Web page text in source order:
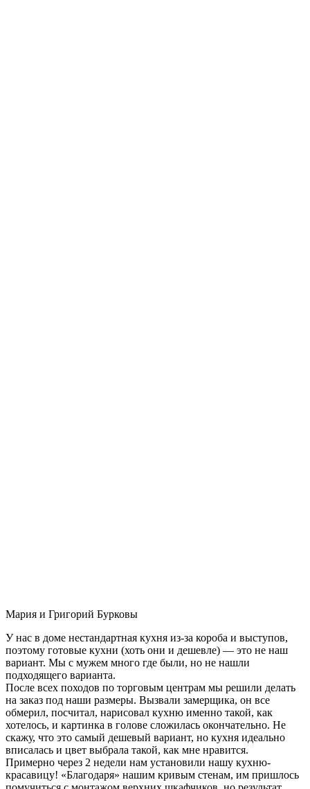
Мария и Григорий Бурковы
У нас в доме нестандартная кухня из-за короба и выступов,
поэтому готовые кухни (хоть они и дешевле) — это не наш
вариант. Мы с мужем много где были, но не нашли
подходящего варианта.
После всех походов по торговым центрам мы решили делать
на заказ под наши размеры. Вызвали замерщика, он все
обмерил, посчитал, нарисовал кухню именно такой, как
хотелось, и картинка в голове сложилась окончательно. Не
скажу, что это самый дешевый вариант, но кухня идеально
вписалась и цвет выбрала такой, как мне нравится.
Примерно через 2 недели нам установили нашу кухню-
красавицу! «Благодаря» нашим кривым стенам, им пришлось